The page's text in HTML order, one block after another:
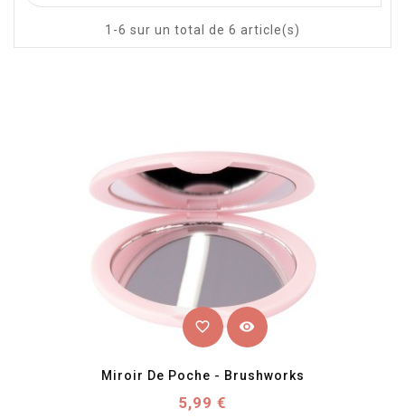
1-6 sur un total de 6 article(s)
favorite_border visibility
Miroir De Poche - Brushworks
Prix
5,99 €